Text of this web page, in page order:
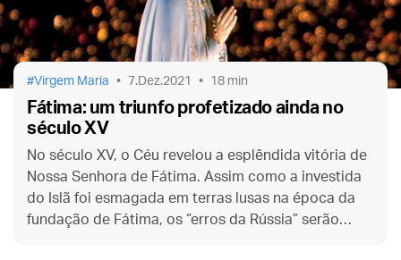
Virgem Maria 7.Dez.2021 18 min
Fátima: um triunfo profetizado ainda no
século XV
No século XV, o Céu revelou a esplêndida vitória de
Nossa Senhora de Fátima. Assim como a investida
do Islã foi esmagada em terras lusas na época da
fundação de Fátima, os “erros da Rússia” serão